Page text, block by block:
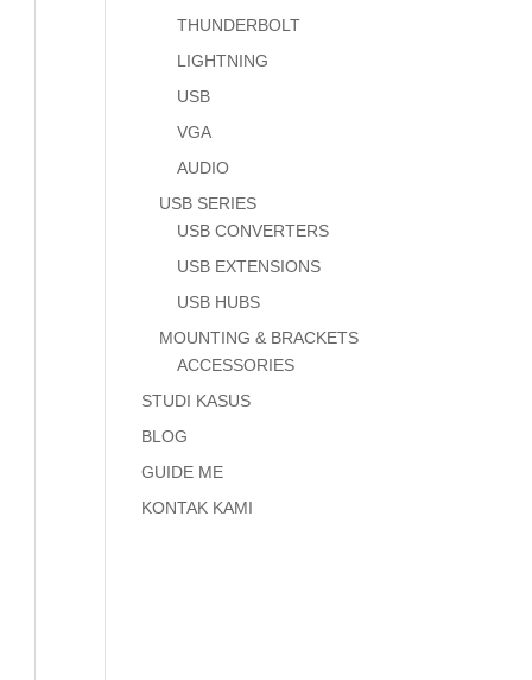
THUNDERBOLT
LIGHTNING
USB
VGA
AUDIO
USB SERIES
USB CONVERTERS
USB EXTENSIONS
USB HUBS
MOUNTING & BRACKETS
ACCESSORIES
STUDI KASUS
BLOG
GUIDE ME
KONTAK KAMI